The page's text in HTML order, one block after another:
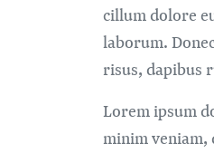
cillum dolore
laborum.
risus, dapibus
Lorem ipsum
minim veniam,